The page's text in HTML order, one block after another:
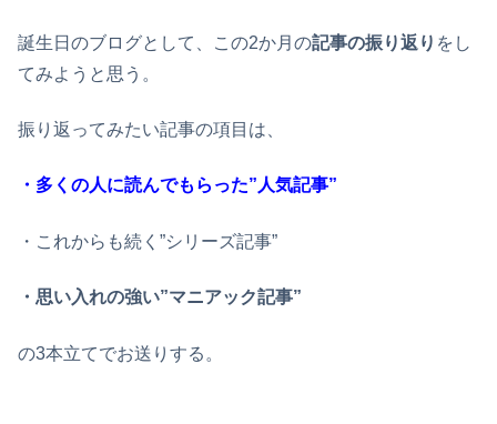
誕生日のブログとして、この2か月の記事の振り返り をし
てみようと思う。
振り返ってみたい記事の項目は、
・多くの人に読んでもらった”人気記事”
・これからも続く”シリーズ記事”
・思い入れの強い”マニアック記事”
の3本立てでお送りする。